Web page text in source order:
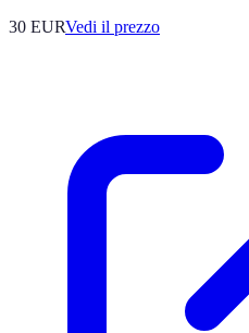
30 EURVedi il prezzo